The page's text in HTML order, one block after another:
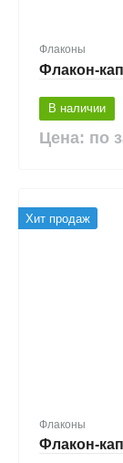
Флаконы
Флакон-
В наличии
Цена: по
Хит продаж
Флаконы
Флакон-